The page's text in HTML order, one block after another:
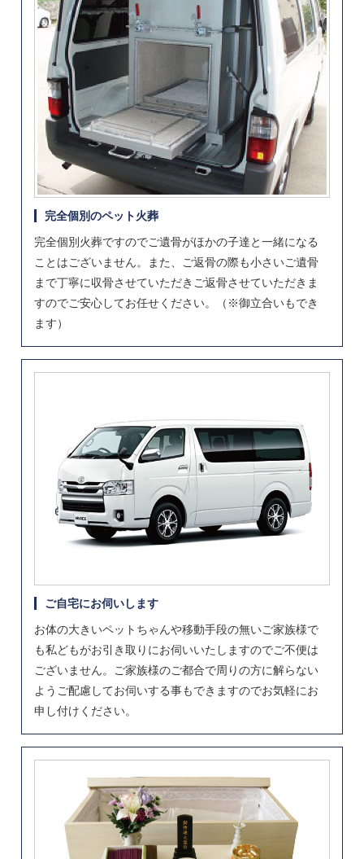
完全個別のペット火葬
完全個別火葬ですのでご遺骨がほかの子達と一緒になる
ことはございません。また、ご返骨の際も小さいご遺骨
まで丁寧に収骨させていただきご返骨させていただきま
すのでご安心してお任せください。（※御立合いもでき
ます）
ご自宅にお伺いします
お体の大きいペットちゃんや移動手段の無いご家族様で
も私どもがお引き取りにお伺いいたしますのでご不便は
ございません。ご家族様のご都合で周りの方に解らない
ようご配慮してお伺いする事もできますのでお気軽にお
申し付けください。